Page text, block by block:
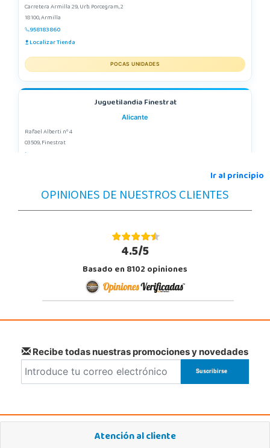
Carretera Armilla 29, Urb. Porcegram, 2
18100, Armilla
958183860
Localizar Tienda
POCAS UNIDADES
Juguetilandia Finestrat
Alicante
Rafael Alberti nº 4
03509, Finestrat
Juguetilandia Málaga
Málaga
Parque Málaga Nostrum, Sup. G-4, P.E. 14
Juguetilandia San Juan
Alicante
Carretera Alicante-Valencia, Km. 88.8 - 14.1 Pol. H
Localizar Tienda
POCAS UNIDADES
Ir al principio
OPINIONES DE NUESTROS CLIENTES
4.5/5
Basado en 8102 opiniones
Recibe todas nuestras promociones y novedades
Atención al cliente